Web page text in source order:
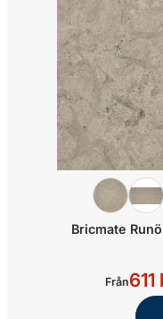
Bricmate
Från611